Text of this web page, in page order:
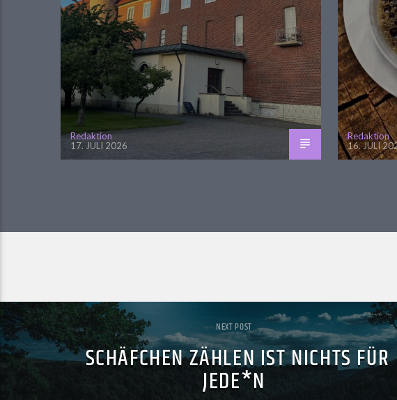
Redaktion
17. JULI 2026
Redaktion
16. JULI
NEXT POST
SCHÄFCHEN ZÄHLEN IST NICHTS FÜR
JEDE*N